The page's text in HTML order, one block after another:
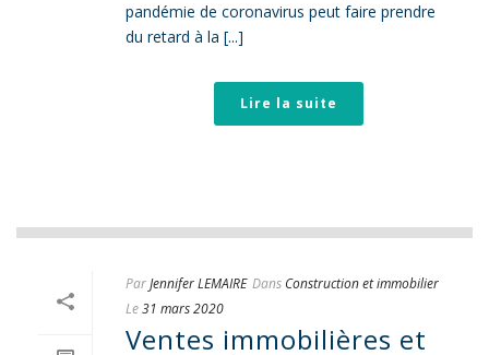
pandémie de coronavirus peut faire prendre
du retard à la [...]
Lire la suite
ParJennifer LEMAIRE Dans Construction et immobilier
Le31 mars 2020
Ventes immobilières et